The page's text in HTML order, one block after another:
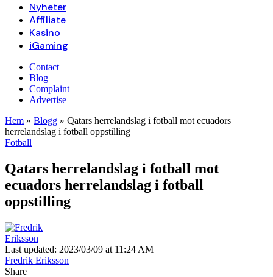
Nyheter
Affiliate
Kasino
iGaming
Contact
Blog
Complaint
Advertise
Hem » Blogg » Qatars herrelandslag i fotball mot ecuadors
herrelandslag i fotball oppstilling
Fotball
Qatars herrelandslag i fotball mot
ecuadors herrelandslag i fotball
oppstilling
Last updated: 2023/03/09 at 11:24 AM
Fredrik Eriksson
Share